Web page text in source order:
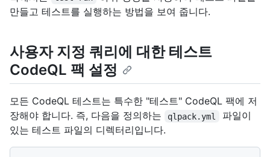
만들고 테스트를 실행하는 방법을 보여 줍니다.
사용자 지정 쿼리에 대한 테스트
CodeQL 팩 설정
모든 CodeQL 테스트는 특수한 "테스트" CodeQL 팩에 저
장해야 합니다. 즉, 다음을 정의하는
qlpack.yml
파일이
있는 테스트 파일의 디렉터리입니다.